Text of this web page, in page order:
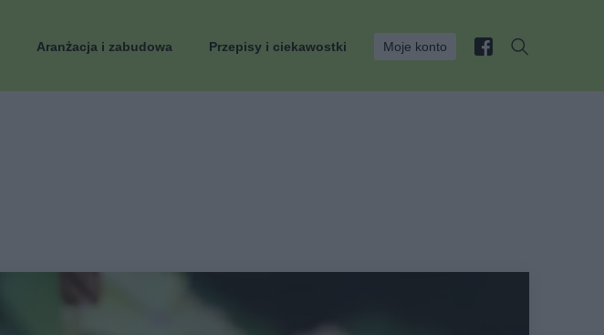
Aranżacja i zabudowa Przepisy i ciekawostki Moje konto